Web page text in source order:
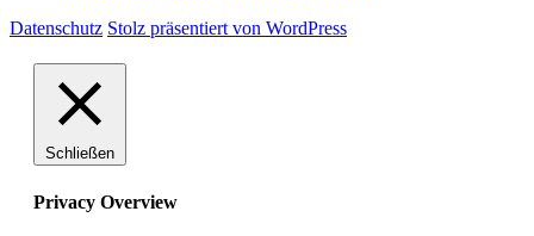
Datenschutz Stolz präsentiert von WordPress
Schließen
Privacy Overview